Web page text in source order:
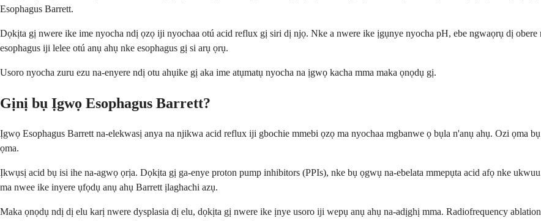
Esophagus Barrett.
Dọkịta gị nwere ike ime nyocha ndị ọzọ iji nyochaa otú acid reflux gị siri dị njọ. Nke a nwere ike ịgụnye nyocha pH, ebe ngwaọrụ dị obere
esophagus iji lelee otú anụ ahụ nke esophagus gị si arụ ọrụ.
Usoro nyocha zuru ezu na-enyere ndị otu ahụike gị aka ime atụmatụ nyocha na ịgwọ kacha mma maka ọnọdụ gị.
Gịnị bụ Ịgwọ Esophagus Barrett?
Ịgwọ Esophagus Barrett na-elekwasị anya na njikwa acid reflux iji gbochie mmebi ọzọ ma nyochaa mgbanwe ọ bụla n'anụ ahụ. Ozi ọma
ọma.
Ịkwụsị acid bụ isi ihe na-agwọ ọrịa. Dọkịta gị ga-enye proton pump inhibitors (PPIs), nke bụ ọgwụ na-ebelata mmepụta acid afọ nke
ma nwee ike inyere ụfọdụ anụ ahụ Barrett ịlaghachi azụ.
Maka ọnọdụ ndị dị elu karị nwere dysplasia dị elu, dọkịta gị nwere ike ịnye usoro iji wepụ anụ ahụ na-adịghị mma. Radiofrequency